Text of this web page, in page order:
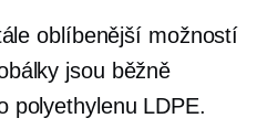
oblíbenější možností
jsou běžně
polyethylenu LDPE.